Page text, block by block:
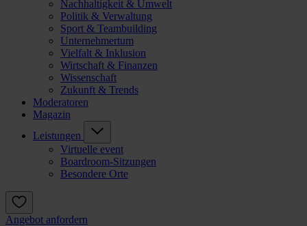
Nachhaltigkeit & Umwelt
Politik & Verwaltung
Sport & Teambuilding
Unternehmertum
Vielfalt & Inklusion
Wirtschaft & Finanzen
Wissenschaft
Zukunft & Trends
Moderatoren
Magazin
Leistungen
Virtuelle event
Boardroom-Sitzungen
Besondere Orte
Angebot anfordern